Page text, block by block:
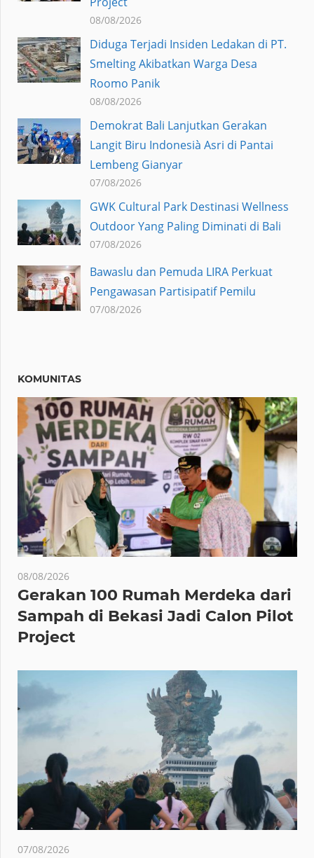
08/08/2026
Diduga Terjadi Insiden Ledakan di PT.
Smelting Akibatkan Warga Desa
Roomo Panik
08/08/2026
Demokrat Bali Lanjutkan Gerakan
Langit Biru Indonesià Asri di Pantai
Lembeng Gianyar
07/08/2026
GWK Cultural Park Destinasi Wellness
Outdoor Yang Paling Diminati di Bali
07/08/2026
Bawaslu dan Pemuda LIRA Perkuat
Pengawasan Partisipatif Pemilu
07/08/2026
KOMUNITAS
08/08/2026
Gerakan 100 Rumah Merdeka dari
Sampah di Bekasi Jadi Calon Pilot
Project
07/08/2026